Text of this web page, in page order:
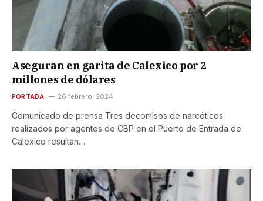
Aseguran en garita de Calexico por 2
millones de dólares
PORTADA 26 febrero, 2024
Comunicado de prensa Tres decomisos de narcóticos
realizados por agentes de CBP en el Puerto de Entrada de
Calexico resultan…